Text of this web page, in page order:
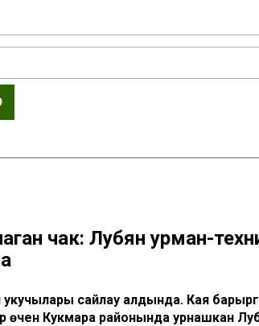
чак: Лубян урман-
укучылары сайлау алдында. Кая
өчен Кукмара районында урнашкан